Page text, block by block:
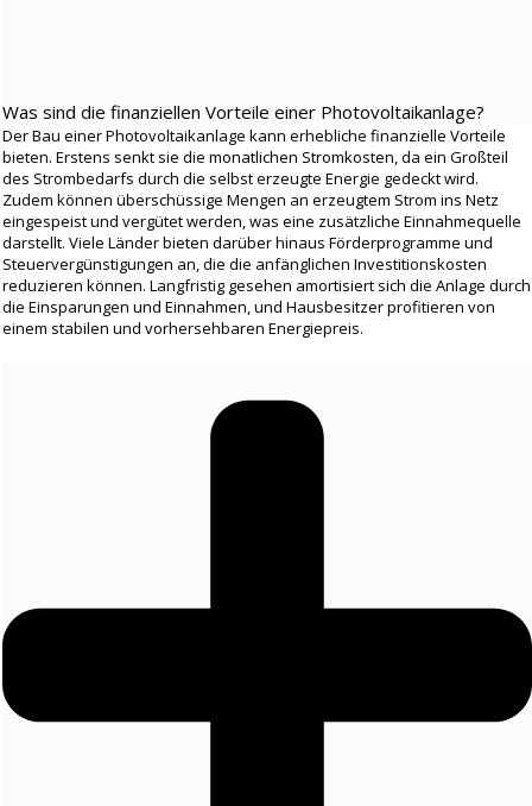
Was sind die finanziellen Vorteile einer Photovoltaikanlage?
Der Bau einer Photovoltaikanlage kann erhebliche finanzielle Vorteile
bieten. Erstens senkt sie die monatlichen Stromkosten, da ein Großteil
des Strombedarfs durch die selbst erzeugte Energie gedeckt wird.
Zudem können überschüssige Mengen an erzeugtem Strom ins Netz
eingespeist und vergütet werden, was eine zusätzliche Einnahmequelle
darstellt. Viele Länder bieten darüber hinaus Förderprogramme und
Steuervergünstigungen an, die die anfänglichen Investitionskosten
reduzieren können. Langfristig gesehen amortisiert sich die Anlage durch
die Einsparungen und Einnahmen, und Hausbesitzer profitieren von
einem stabilen und vorhersehbaren Energiepreis.